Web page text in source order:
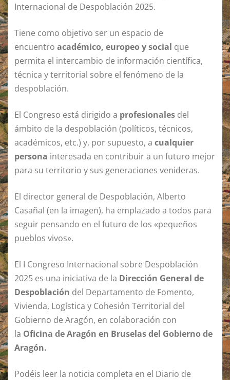
Internacional de Despoblación 2025.
Tiene como objetivo ser un espacio de
encuentro académico, europeo y social que
permita el intercambio de información científica,
técnica y territorial sobre el fenómeno de la
despoblación.
El Congreso está dirigido a profesionales del
ámbito de la despoblación (políticos, técnicos,
académicos, etc.) y, por supuesto, a cualquier
persona interesada en contribuir a un futuro mejor
para su territorio y sus generaciones venideras.
El director general de Despoblación, Alberto
Casañal (en la imagen), ha emplazado a todos para
seguir pensando en el futuro de los «pequeños
pueblos vivos».
El I Congreso Internacional sobre Despoblación
2025 es una iniciativa de la Dirección General de
Despoblación del Departamento de Fomento,
Vivienda, Logística y Cohesión Territorial del
Gobierno de Aragón, en colaboración con
la Oficina de Aragón en Bruselas del Gobierno de
Aragón.
Podéis leer la noticia completa en el Diario de